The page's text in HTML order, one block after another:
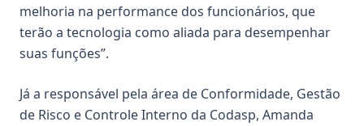
melhoria na performance dos funcionários, que
terão a tecnologia como aliada para desempenhar
suas funções”.
Já a responsável pela área de Conformidade, Gestão
de Risco e Controle Interno da Codasp, Amanda